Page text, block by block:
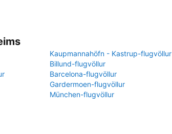
Kaupmannahöfn - Kastrup-flugvöllur
Billund-flugvöllur
Barcelona-flugvöllur
Gardermoen-flugvöllur
München-flugvöllur